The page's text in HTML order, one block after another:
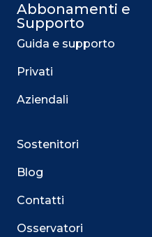
Abbonamenti e
Supporto
Guida e supporto
Privati
Aziendali
Sostenitori
Blog
Contatti
Osservatori